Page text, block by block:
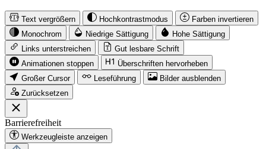
Text vergrößern Hochkontrastmodus
Farben invertieren
Monochrom
Niedrige Sättigung
Hohe Sättigung
Links unterstreichen
Gut lesbare Schrift
Animationen stoppen
Überschriften hervorheben
Großer Cursor
Leseführung
Bilder ausblenden
Zurücksetzen
Barrierefreiheit
Werkzeugleiste anzeigen